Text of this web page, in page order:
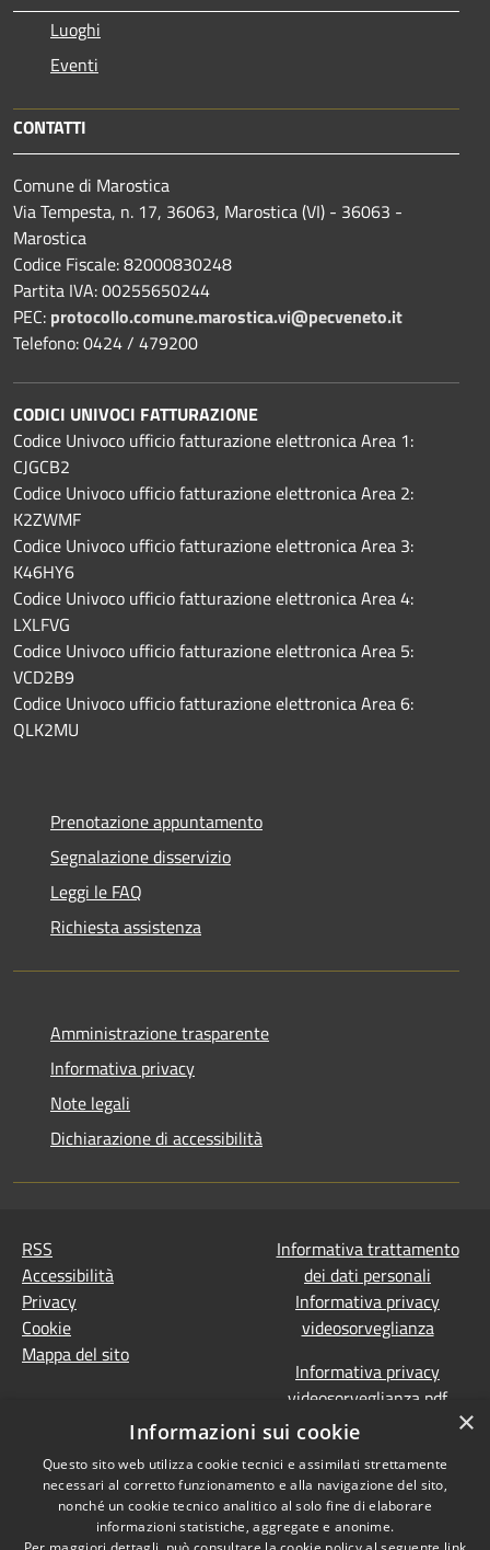
Luoghi
Eventi
CONTATTI
Comune di Marostica
Via Tempesta, n. 17, 36063, Marostica (VI) - 36063 -
Marostica
Codice Fiscale: 82000830248
Partita IVA: 00255650244
PEC: protocollo.comune.marostica.vi@pecveneto.it
Telefono: 0424 / 479200
CODICI UNIVOCI FATTURAZIONE
Codice Univoco ufficio fatturazione elettronica Area 1:
CJGCB2
Codice Univoco ufficio fatturazione elettronica Area 2:
K2ZWMF
Codice Univoco ufficio fatturazione elettronica Area 3:
K46HY6
Codice Univoco ufficio fatturazione elettronica Area 4:
LXLFVG
Codice Univoco ufficio fatturazione elettronica Area 5:
VCD2B9
Codice Univoco ufficio fatturazione elettronica Area 6:
QLK2MU
Prenotazione appuntamento
Segnalazione disservizio
Leggi le FAQ
Richiesta assistenza
Amministrazione trasparente
Informativa privacy
Note legali
Dichiarazione di accessibilità
RSS
Accessibilità
Privacy
Cookie
Mappa del sito
Informativa trattamento
dei dati personali
Informativa privacy
videosorveglianza
Informativa privacy
videosorveglianza pdf
Dichiarazione di
Obiettivi accessibilità
Prevenzione della
corruzione - Segnalazione
×
Informazioni sui cookie
Questo sito web utilizza cookie tecnici e assimilati strettamente
necessari al corretto funzionamento e alla navigazione del sito,
nonché un cookie tecnico analitico al solo fine di elaborare
informazioni statistiche, aggregate e anonime.